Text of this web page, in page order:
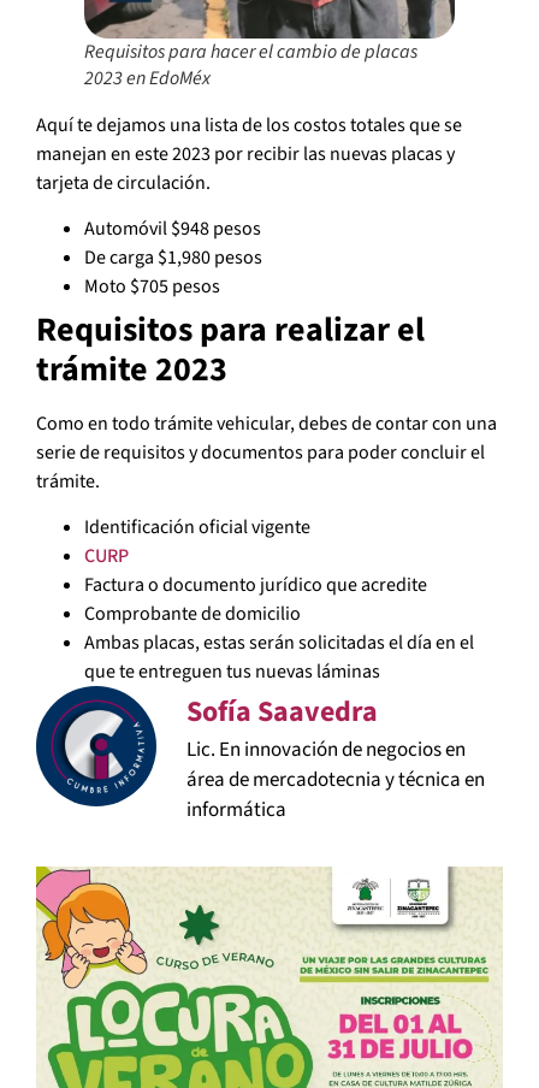
Requisitos para hacer el cambio de placas
2023 en EdoMéx
Aquí te dejamos una lista de los costos totales que se
manejan en este 2023 por recibir las nuevas placas y
tarjeta de circulación.
Automóvil $948 pesos
De carga $1,980 pesos
Moto $705 pesos
Requisitos para realizar el
trámite 2023
Como en todo trámite vehicular, debes de contar con una
serie de requisitos y documentos para poder concluir el
trámite.
Identificación oficial vigente
CURP
Factura o documento jurídico que acredite
Comprobante de domicilio
Ambas placas, estas serán solicitadas el día en el
que te entreguen tus nuevas láminas
Sofía Saavedra
Lic. En innovación de negocios en
área de mercadotecnia y técnica en
informática